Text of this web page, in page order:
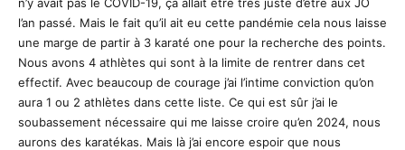
l’an passé. Mais le fait qu’il ait eu cette pandémie cela nous laisse
une marge de partir à 3 karaté one pour la recherche des points.
Nous avons 4 athlètes qui sont à la limite de rentrer dans cet
effectif. Avec beaucoup de courage j’ai l’intime conviction qu’on
aura 1 ou 2 athlètes dans cette liste. Ce qui est sûr j’ai le
soubassement nécessaire qui me laisse croire qu’en 2024, nous
aurons des karatékas. Mais là j’ai encore espoir que nous